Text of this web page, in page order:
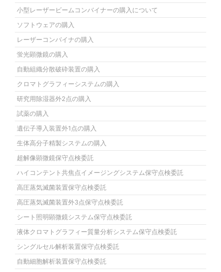
小型レーザービームコンバイナーの購入について
ソフトウェアの購入
レーザーコンバイナの購入
蛍光顕微鏡の購入
自動組織分散破砕装置の購入
クロマトグラフィーシステムの購入
研究用除湿器外2点の購入
試薬の購入
遺伝子導入装置外1点の購入
生体高分子精製システムの購入
超解像顕微鏡保守点検委託
ハイコンテント共焦点イメージングシステム保守点検委託
高圧蒸気滅菌装置保守点検委託
高圧蒸気滅菌装置外3点保守点検委託
シート照明顕微鏡システム保守点検委託
液体クロマトグラフィー質量分析システム保守点検委託
シングルセル解析装置保守点検委託
自動細胞解析装置保守点検委託